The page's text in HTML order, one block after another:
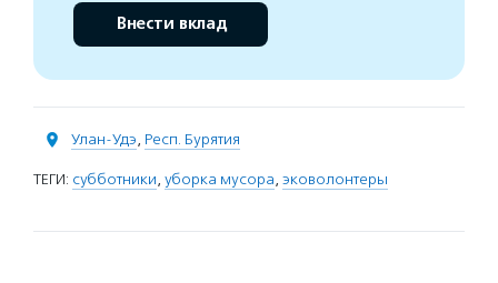
Внести вклад
Улан-Удэ, Респ. Бурятия
ТЕГИ: субботники, уборка мусора, эковолонтеры